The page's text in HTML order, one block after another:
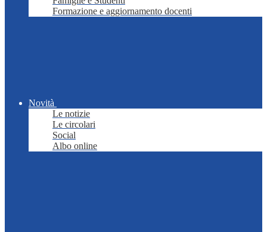
Formazione e aggiornamento docenti
Novità
Le notizie
Le circolari
Social
Albo online